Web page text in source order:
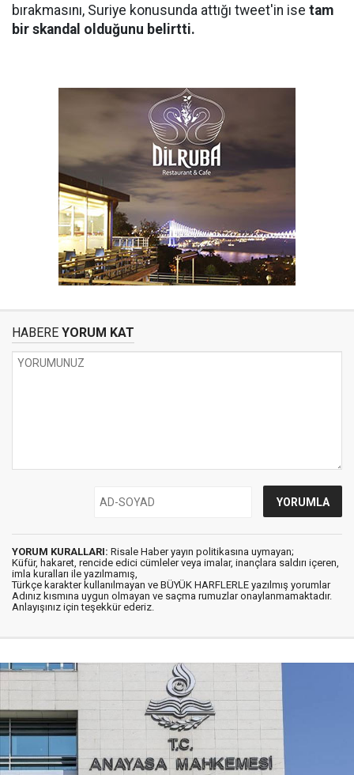
bırakmasını, Suriye konusunda attığı tweet'in ise tam
bir skandal olduğunu belirtti.
HABERE YORUM KAT
YORUM KURALLARI: Risale Haber yayın politikasına uymayan;
Küfür, hakaret, rencide edici cümleler veya imalar, inançlara saldırı içeren,
imla kuralları ile yazılmamış,
Türkçe karakter kullanılmayan ve BÜYÜK HARFLERLE yazılmış yorumlar
Adınız kısmına uygun olmayan ve saçma rumuzlar onaylanmamaktadır.
Anlayışınız için teşekkür ederiz.